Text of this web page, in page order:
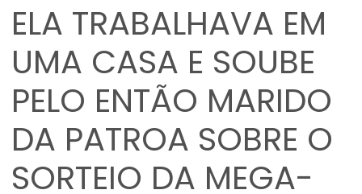
ELA TRABALHAVA EM
UMA CASA E SOUBE
PELO ENTÃO MARIDO
DA PATROA SOBRE O
SORTEIO DA MEGA-